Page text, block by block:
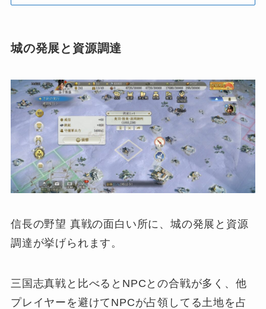
城の発展と資源調達
信長の野望 真戦の面白い所に、城の発展と資源
調達が挙げられます。
三国志真戦と比べるとNPCとの合戦が多く、他
プレイヤーを避けてNPCが占領してる土地を占